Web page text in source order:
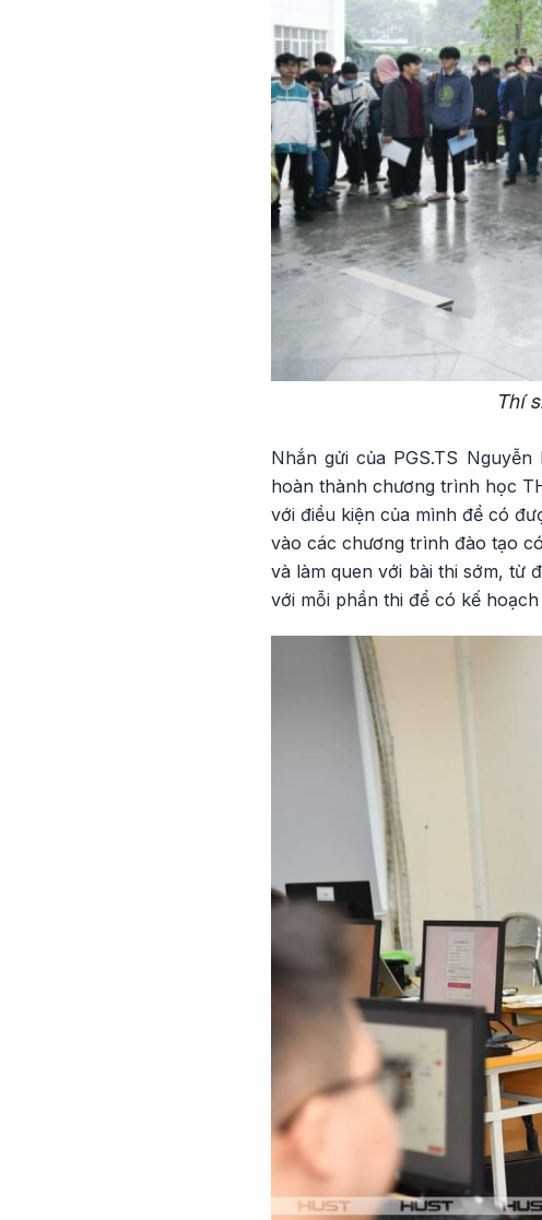
Thí
Nhắn gửi của PGS.TS
hoàn thành chương trình học
với điều kiện của mình để có
vào các chương trình đào tạo
và làm quen với bài thi sớm, từ
với mỗi phần thi để có kế